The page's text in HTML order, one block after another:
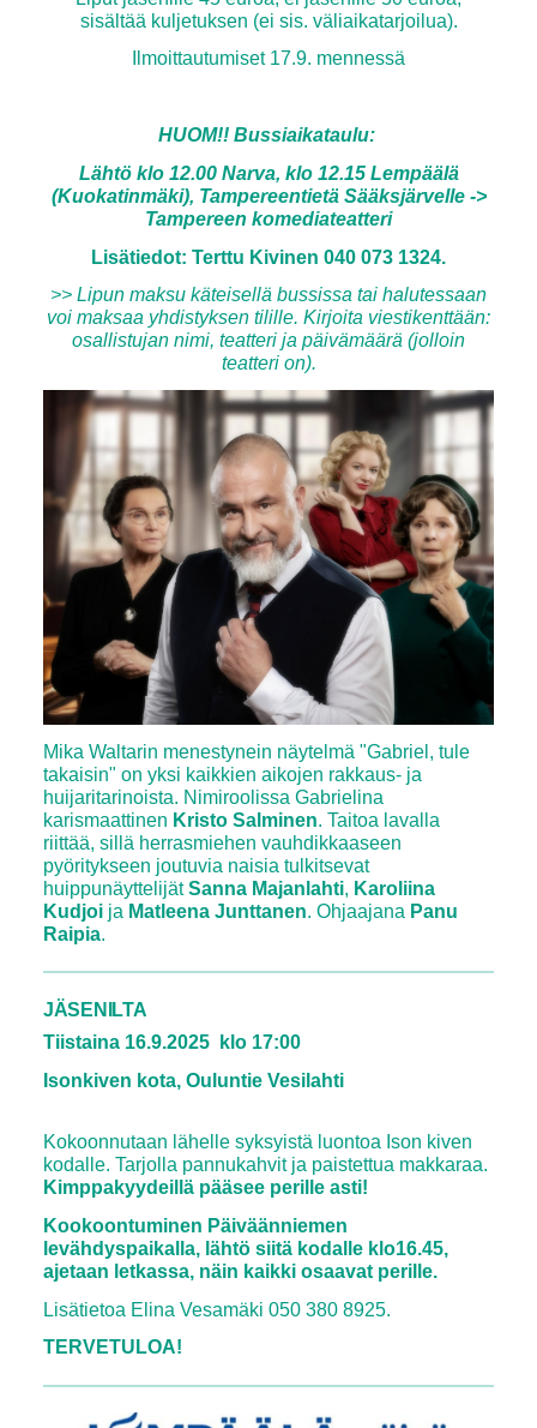
sisältää kuljetuksen (ei sis. väliaikatarjoilua).
Ilmoittautumiset 17.9. mennessä
HUOM!! Bussiaikataulu:
Lähtö klo 12.00 Narva, klo 12.15 Lempäälä
(Kuokatinmäki), Tampereentietä Sääksjärvelle ->
Tampereen komediateatteri
Lisätiedot: Terttu Kivinen 040 073 1324.
>> Lipun maksu käteisellä bussissa tai halutessaan
voi maksaa yhdistyksen tilille. Kirjoita viestikenttään:
osallistujan nimi, teatteri ja päivämäärä (jolloin
teatteri on).
Mika Waltarin menestynein näytelmä "Gabriel, tule
takaisin" on yksi kaikkien aikojen rakkaus- ja
huijaritarinoista. Nimiroolissa Gabrielina
karismaattinen Kristo Salminen. Taitoa lavalla
riittää, sillä herrasmiehen vauhdikkaaseen
pyöritykseen joutuvia naisia tulkitsevat
huippunäyttelijätSanna Majanlahti, Karoliina
Kudjoija Matleena Junttanen. Ohjaajana Panu
Raipia.
JÄSENILTA
Tiistaina 16.9.2025 klo 17:00
Isonkiven kota, Ouluntie Vesilahti
Kokoonnutaan lähelle syksyistä luontoa Ison kiven
kodalle. Tarjolla pannukahvit ja paistettua makkaraa.
Kimppakyydeillä pääsee perille asti!
Kookoontuminen Päiväänniemen
levähdyspaikalla, lähtö siitä kodalle klo16.45,
ajetaan letkassa, näin kaikki osaavat perille.
Lisätietoa Elina Vesamäki 050 380 8925.
TERVETULOA!